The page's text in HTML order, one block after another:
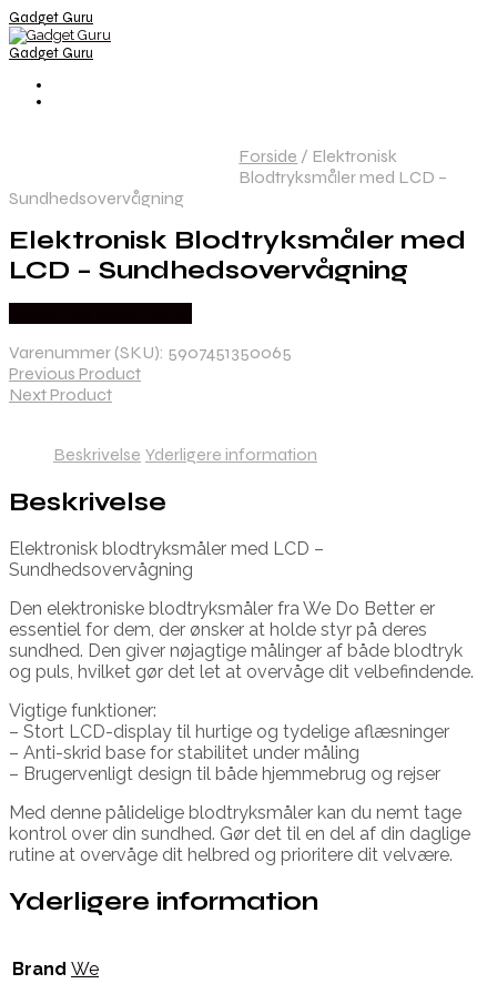
Gadget Guru
Gadget Guru
Forside / Elektronisk
Blodtryksmåler med LCD –
Sundhedsovervågning
Elektronisk Blodtryksmåler med
LCD – Sundhedsovervågning
Varenummer (SKU): 5907451350065
Previous Product
Next Product
Beskrivelse Yderligere information
Beskrivelse
Elektronisk blodtryksmåler med LCD –
Sundhedsovervågning
Den elektroniske blodtryksmåler fra We Do Better er
essentiel for dem, der ønsker at holde styr på deres
sundhed. Den giver nøjagtige målinger af både blodtryk
og puls, hvilket gør det let at overvåge dit velbefindende.
Vigtige funktioner:
– Stort LCD-display til hurtige og tydelige aflæsninger
– Anti-skrid base for stabilitet under måling
– Brugervenligt design til både hjemmebrug og rejser
Med denne pålidelige blodtryksmåler kan du nemt tage
kontrol over din sundhed. Gør det til en del af din daglige
rutine at overvåge dit helbred og prioritere dit velvære.
Yderligere information
Brand We